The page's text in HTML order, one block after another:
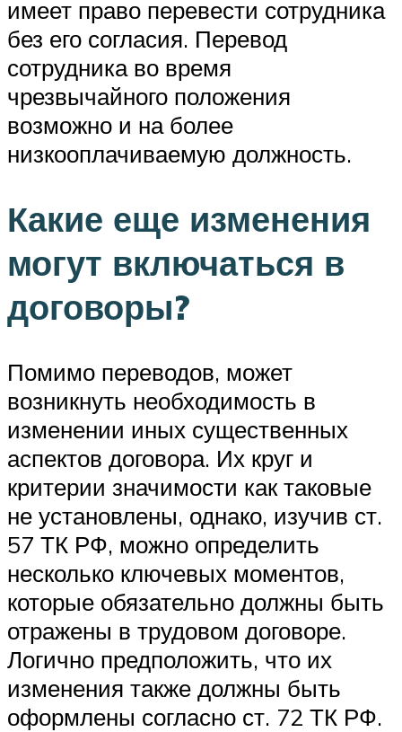
имеет право перевести сотрудника
без его согласия. Перевод
сотрудника во время
чрезвычайного положения
возможно и на более
низкооплачиваемую должность.
Какие еще изменения
могут включаться в
договоры?
Помимо переводов, может
возникнуть необходимость в
изменении иных существенных
аспектов договора. Их круг и
критерии значимости как таковые
не установлены, однако, изучив ст.
57 ТК РФ, можно определить
несколько ключевых моментов,
которые обязательно должны быть
отражены в трудовом договоре.
Логично предположить, что их
изменения также должны быть
оформлены согласно ст. 72 ТК РФ.